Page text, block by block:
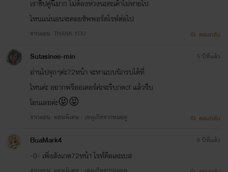
เราชิปคู่นี้มาก ไม่ต้องห่วงนะคะเค้าไม่หายไป
ไหนแน่นอนจะคอยซัพพอร์ตไรท์ต่อไป
จากตอน: THANK YOU ตอบกลับ
Sutasinee-min
อ่านไปจุกๆค่ะ72หน้า จะหาแบบนักรบได้ที่
ไหนค่ะ อยากพรีออเดอร์ค่ะจะรีบกดcf แล้วรีบ
โอนเลยค่ะ😝😝
จากตอน: ตอนพิเศษ : เหตุเกิดจากหมอดู
5 ปีที่แล้ว
ตอบกลับ
BuaMark4
-0- เพิ่งสังเกต72หน้า ไรท์คือเดะเบส
5 ปีที่แล้ว